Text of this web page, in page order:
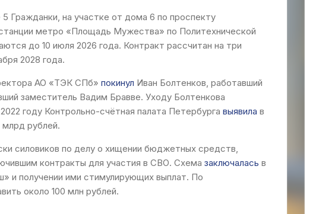
Гражданки, на участке от дома 6 по проспекту
метро «Площадь Мужества» по Политехнической
до 10 июля 2026 года. Контракт рассчитан на три
2028 года.
АО «ТЭК СПб» покинул Иван Болтенков, работавший
заместитель Вадим Бравве. Уходу Болтенкова
году Контрольно-счётная палата Петербурга выявила в
млрд рублей.
силовиков по делу о хищении бюджетных средств,
контракты для участия в СВО. Схема заключалась в
и получении ими стимулирующих выплат. По
около 100 млн рублей.